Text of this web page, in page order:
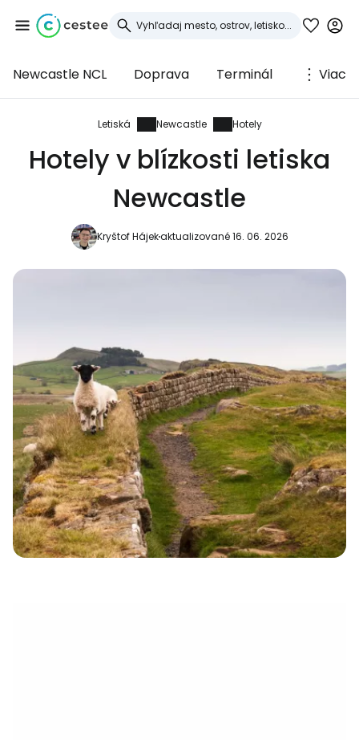
Newcastle NCL Doprava Terminál Viac
Letiská Newcastle Hotely
Hotely v blízkosti letiska
Newcastle
Kryštof Hájekaktualizované 16. 06. 2026
Prihláste sa do
služby Cestee
... celosvetovej komunity cestovateľov
Pokračovať s e-mailom